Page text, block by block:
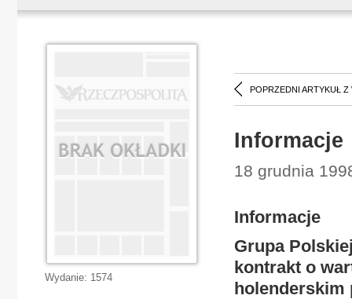
POPRZEDNI ARTYKUŁ Z
Informacje
18 grudnia
Informacje
Grupa
kontrakt o
holenderskim
Wydanie: 1574